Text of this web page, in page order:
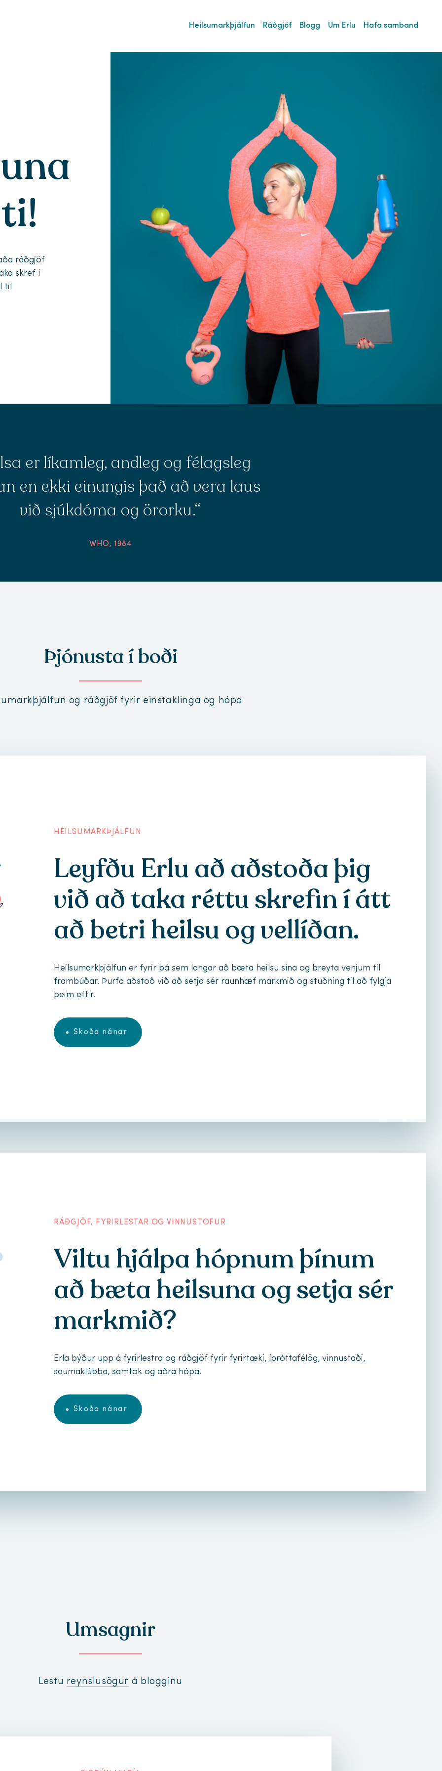
Heilsumarkþjálfun Ráðgjöf Blogg Um Erlu Hafa samband
ráðgjöf
skref í
til
er líkamleg, andleg og félagsleg
en ekki einungis það að vera laus
við sjúkdóma og örorku.“
WHO, 1984
Þjónusta í boði
og ráðgjöf fyrir einstaklinga og hópa
HEILSUMARKÞJÁLFUN
Leyfðu Erlu að aðstoða þig
við að taka réttu skrefin í átt
að betri heilsu og vellíðan.
Heilsumarkþjálfun er fyrir þá sem langar að bæta heilsu sína og breyta venjum til
frambúðar. Þurfa aðstoð við að setja sér raunhæf markmið og stuðning til að fylgja
þeim eftir.
Skoða nánar
RÁÐGJÖF, FYRIRLESTAR OG VINNUSTOFUR
Viltu hjálpa hópnum þínum
að bæta heilsuna og setja sér
markmið?
Erla býður upp á fyrirlestra og ráðgjöf fyrir fyrirtæki, íþróttafélög, vinnustaði,
saumaklúbba, samtök og aðra hópa.
Skoða nánar
Umsagnir
Lestu reynslusögur á blogginu